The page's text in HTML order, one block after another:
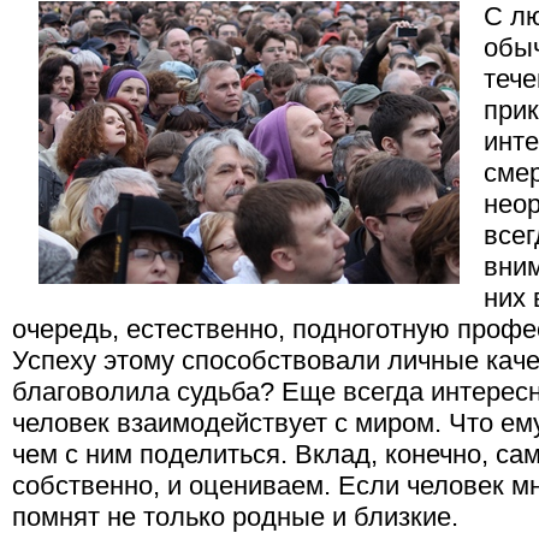
С
них
очередь, естественно, подноготную
Успеху этому способствовали личные
благоволила судьба? Еще всегда
человек взаимодействует с миром. Что
чем с ним поделиться. Вклад, конечно,
собственно, и оцениваем. Если человек
помнят не только родные и близкие.